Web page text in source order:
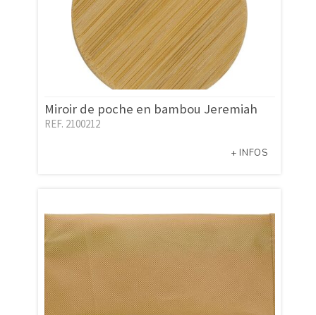
Miroir de poche en bambou Jeremiah
REF. 2100212
+ INFOS